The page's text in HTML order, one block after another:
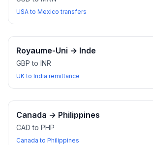
USA to Mexico transfers
Royaume-Uni → Inde
GBP to INR
UK to India remittance
Canada → Philippines
CAD to PHP
Canada to Philippines